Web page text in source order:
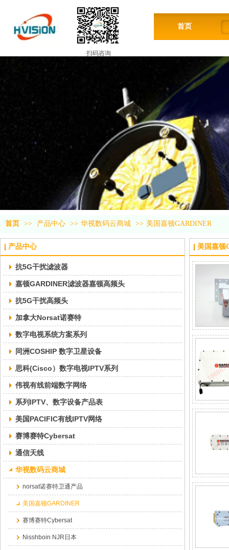
扫码咨询
首页
首页 >> 产品中心 >> 华视数码云商城 >> 美国嘉顿GARDINER
产品中心
抗5G干扰滤波器
嘉顿GARDINER滤波器嘉顿高频头
抗5G干扰高频头
加拿大Norsat诺赛特
数字电视系统方案系列
同洲COSHIP 数字卫星设备
思科(Cisco）数字电视IPTV系列
伟视有线前端数字网络
系列IPTV、数字设备产品表
美国PACIFIC有线IPTV网络
赛博赛特Cybersat
通信天线
华视数码云商城
norsat诺赛特卫通产品
美国嘉顿GARDINER
赛博赛特Cybersat
Nisshboin NJR日本
美国嘉顿